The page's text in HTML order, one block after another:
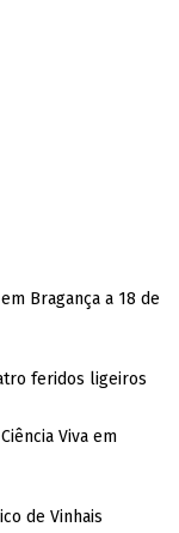
Bragança a 18 de
feridos ligeiros
Viva em
de Vinhais